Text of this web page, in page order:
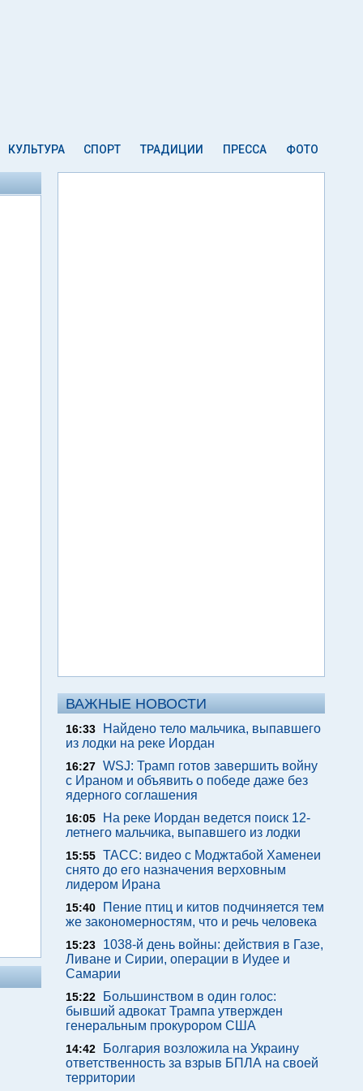
КУЛЬТУРА СПОРТ ТРАДИЦИИ ПРЕССА ФОТО
ВАЖНЫЕ НОВОСТИ
16:33
Найдено тело мальчика, выпавшего
из лодки на реке Иордан
16:27 WSJ: Трамп готов завершить войну
с Ираном и объявить о победе даже без
ядерного соглашения
16:05
На реке Иордан ведется поиск 12-
летнего мальчика, выпавшего из лодки
15:55 ТАСС: видео с Моджтабой Хаменеи
снято до его назначения верховным
лидером Ирана
15:40
Пение птиц и китов подчиняется тем
же закономерностям, что и речь человека
15:23
1038-й день войны: действия в Газе,
Ливане и Сирии, операции в Иудее и
Самарии
15:22
Большинством в один голос:
бывший адвокат Трампа утвержден
генеральным прокурором США
14:42
Болгария возложила на Украину
ответственность за взрыв БПЛА на своей
территории